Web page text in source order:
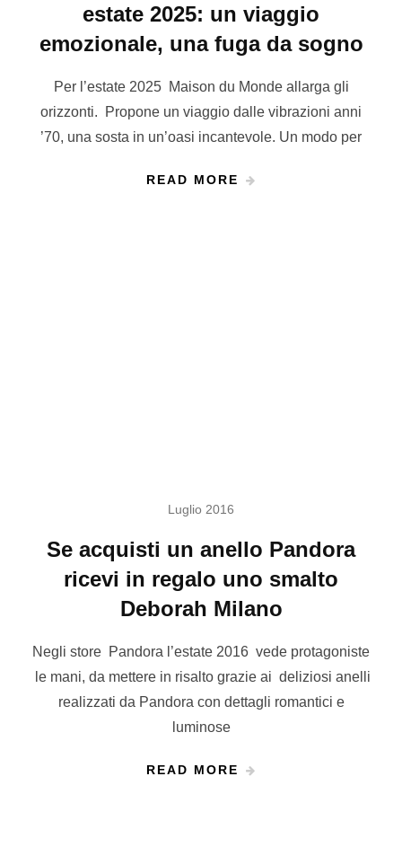
estate 2025: un viaggio
emozionale, una fuga da sogno
Per l’estate 2025 Maison du Monde allarga gli
orizzonti. Propone un viaggio dalle vibrazioni anni
’70, una sosta in un’oasi incantevole. Un modo per
READ MORE
Luglio 2016
Se acquisti un anello Pandora
ricevi in regalo uno smalto
Deborah Milano
Negli store Pandora l’estate 2016 vede protagoniste
le mani, da mettere in risalto grazie ai deliziosi anelli
realizzati da Pandora con dettagli romantici e
luminose
READ MORE